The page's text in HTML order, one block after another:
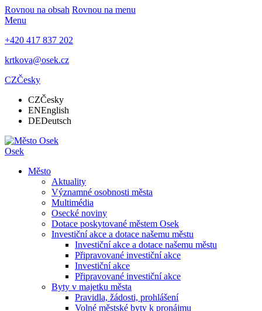
Rovnou na obsah Rovnou na menu
Menu
+420 417 837 202
krtkova@osek.cz
CZČesky
CZČesky
ENEnglish
DEDeutsch
Osek
Město
Aktuality
Významné osobnosti města
Multimédia
Osecké noviny
Dotace poskytované městem Osek
Investiční akce a dotace našemu městu
Investiční akce a dotace našemu městu
Připravované investiční akce
Investiční akce
Připravované investiční akce
Byty v majetku města
Pravidla, žádosti, prohlášení
Volné městské byty k pronájmu